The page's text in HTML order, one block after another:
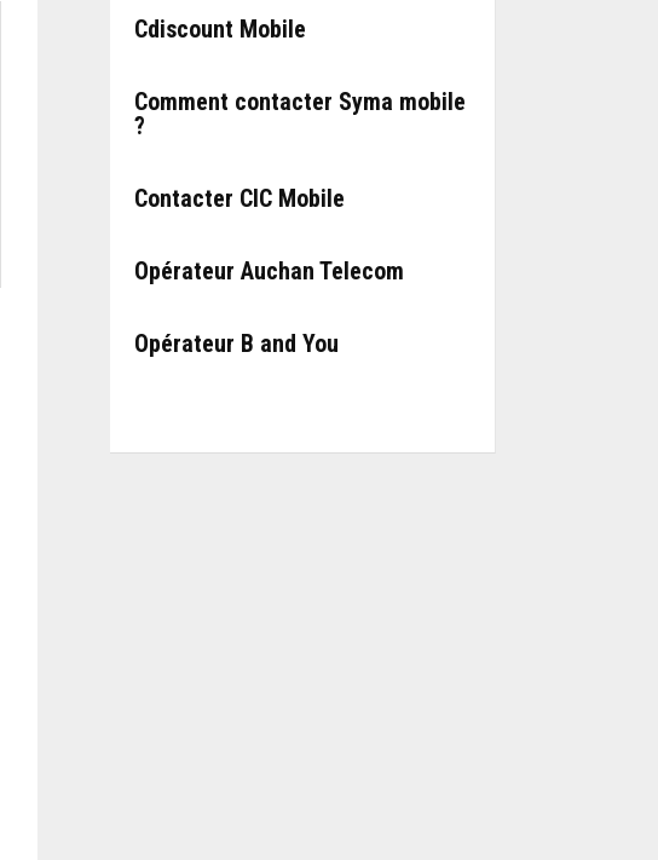
Cdiscount Mobile
Comment contacter Syma mobile
?
Contacter CIC Mobile
Opérateur Auchan Telecom
Opérateur B and You